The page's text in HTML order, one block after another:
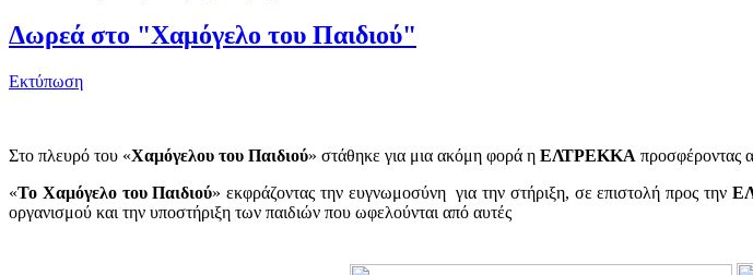
Δωρεά στο "Χαμόγελο του Παιδιού"
Εκτύπωση
Στο πλευρό του «Χαμόγελου του Παιδιού» στάθηκε για μια ακόμη φορά η ΕΛΤΡΕΚΚΑ προσφέροντας
«Το Χαμόγελο του Παιδιού» εκφράζοντας την ευγνωμοσύνη για την στήριξη, σε επιστολή προς την
οργανισμού και την υποστήριξη των παιδιών που ωφελούνται από αυτές